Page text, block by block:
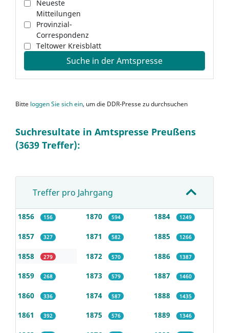
Neueste
Mitteilungen
Provinzial-
Correspondenz
Teltower Kreisblatt
Suche in der Amtspresse
Bitte loggen Sie sich ein, um die DDR-Presse zu durchsuchen
Suchresultate in Amtspresse Preußens
(3639 Treffer):
Treffer pro Jahrgang
1856 156
1857 327
1858 279
1859 268
1860 336
1861 392
1870 594
1871 582
1872 570
1873 579
1874 587
1875 576
1884 1249
1885 1266
1886 1387
1887 1460
1888 1435
1889 1346